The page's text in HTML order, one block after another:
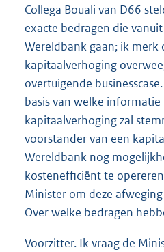
Collega Bouali van D66
exacte bedragen die
Wereldbank gaan; ik merk
kapitaalverhoging
overtuigende
basis van welke
kapitaalverhoging zal
voorstander van een
Wereldbank nog
kostenefficiënt te
Minister om deze
Over welke bedragen
Voorzitter. Ik vraag de